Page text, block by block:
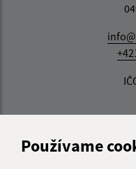
Používame